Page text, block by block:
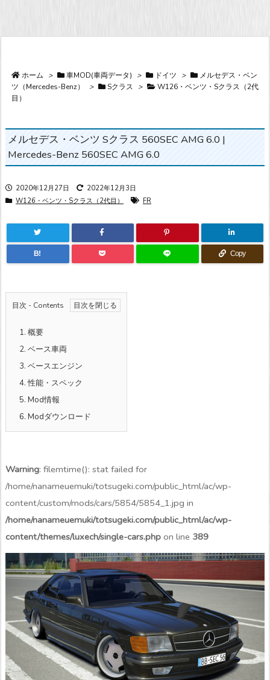
ホーム > 車MOD(車両データ) > ドイツ >
メルセデス・ベン
ツ（Mercedes-Benz）
> Sクラス >
W126・ベンツ・Sクラス（2代
目）
メルセデス・ベンツ Sクラス 560SEC AMG 6.0 |
Mercedes-Benz 560SEC AMG 6.0
2020年12月27日
2022年12月3日
W126・ベンツ・Sクラス（2代目）
FR
B! Copy
目次 - Contents
1. 概要
2. ベース車両
3. ベースエンジン
4.性能・スペック
5. Mod情報
6. Modダウンロード
Warning: filemtime(): stat failed for
/home/nanameuemuki/totsugeki.com/public_html/ac/wp-
content/custom/mods/cars/5854/5854_1.jpg in
/home/nanameuemuki/totsugeki.com/public_html/ac/wp-
content/themes/luxech/single-cars.php on line 389